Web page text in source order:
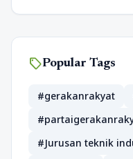
sellPopular Tags
#gerakanrakyat
#Jurusan teknik